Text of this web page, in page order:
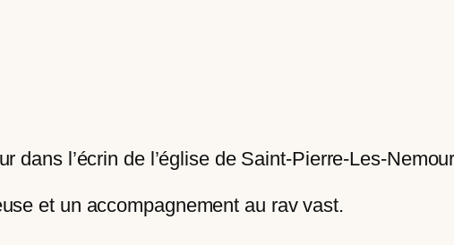
dans l’écrin de l’église de Saint-Pierre-Les-
et un accompagnement au rav vast.